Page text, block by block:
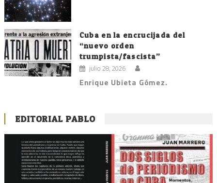
Cuba en la encrucijada del
“nuevo orden
trumpista/fascista”
julio 28, 2026
Enrique Ubieta Gómez.
EDITORIAL PABLO